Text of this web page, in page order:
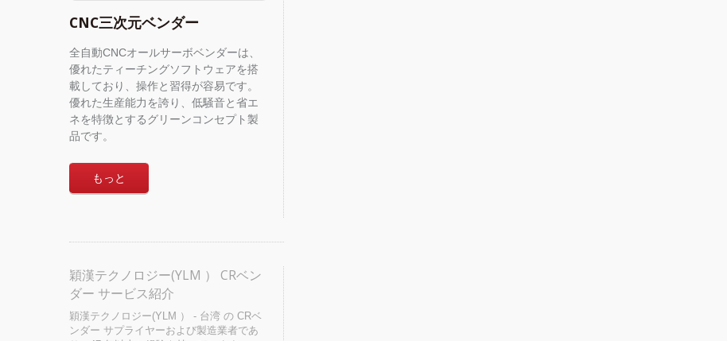
CNC三次元ベンダー
全自動CNCオールサーボベンダーは、
優れたティーチングソフトウェアを搭
載しており、操作と習得が容易です。
優れた生産能力を誇り、低騒音と省エ
ネを特徴とするグリーンコンセプト製
品です。
もっと
穎漢テクノロジー(YLM ） CRベン
ダー サービス紹介
穎漢テクノロジー(YLM ） - 台湾 の CRベ
ンダー サプライヤーおよび製造業者であ